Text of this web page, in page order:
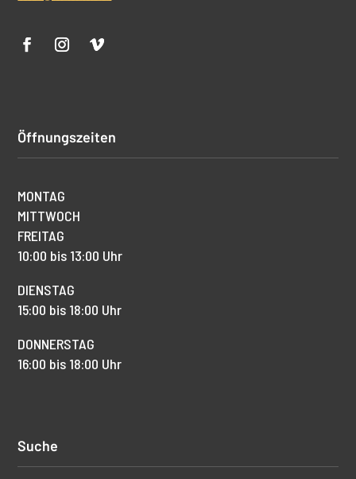
Öffnungszeiten
MONTAG
MITTWOCH
FREITAG
10:00 bis 13:00 Uhr
DIENSTAG
15:00 bis 18:00 Uhr
DONNERSTAG
16:00 bis 18:00 Uhr
Suche